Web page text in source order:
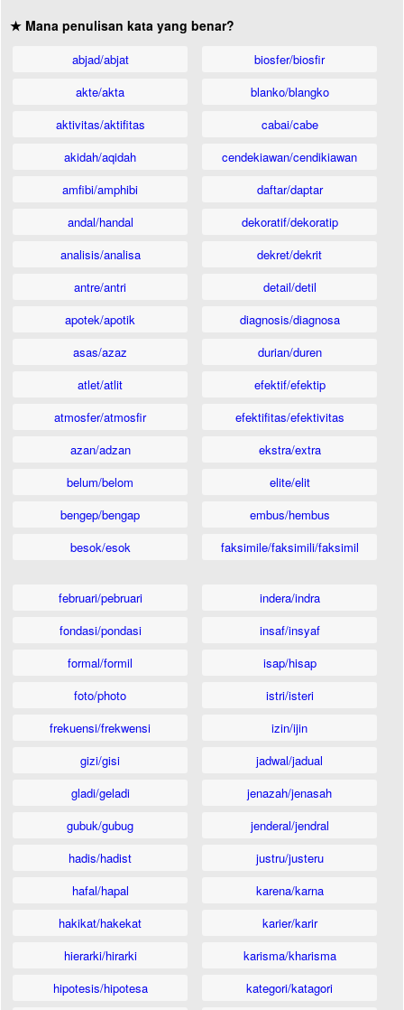
★ Mana penulisan kata yang benar?
abjad/abjat
akte/akta
aktivitas/aktifitas
akidah/aqidah
amfibi/amphibi
andal/handal
analisis/analisa
antre/antri
apotek/apotik
asas/azaz
atlet/atlit
atmosfer/atmosfir
azan/adzan
belum/belom
bengep/bengap
besok/esok
biosfer/biosfir
blanko/blangko
cabai/cabe
cendekiawan/cendikiawan
daftar/daptar
dekoratif/dekoratip
dekret/dekrit
detail/detil
diagnosis/diagnosa
durian/duren
efektif/efektip
efektifitas/efektivitas
ekstra/extra
elite/elit
embus/hembus
faksimile/faksimili/faksimil
februari/pebruari
fondasi/pondasi
formal/formil
foto/photo
frekuensi/frekwensi
gizi/gisi
gladi/geladi
gubuk/gubug
hadis/hadist
hafal/hapal
hakikat/hakekat
hierarki/hirarki
hipotesis/hipotesa
indera/indra
insaf/insyaf
isap/hisap
istri/isteri
izin/ijin
jadwal/jadual
jenazah/jenasah
jenderal/jendral
justru/justeru
karena/karna
karier/karir
karisma/kharisma
kategori/katagori